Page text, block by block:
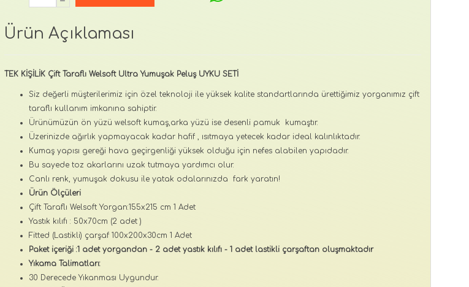
Ürün Açıklaması
TEK KİŞİLİK Çift Taraflı Welsoft Ultra Yumuşak Peluş UYKU SETİ
Siz değerli müşterilerimiz için özel teknoloji ile yüksek kalite standartlarında ürettiğimiz yorganımız çift
taraflı kullanım imkanına sahiptir.
Ürünümüzün ön yüzü welsoft kumaş,arka yüzü ise desenli pamuk kumaştır.
Üzerinizde ağırlık yapmayacak kadar hafif , ısıtmaya yetecek kadar ideal kalınlıktadır.
Kumaş yapısı gereği hava geçirgenliği yüksek olduğu için nefes alabilen yapıdadır.
Bu sayede toz akarlarını uzak tutmaya yardımcı olur.
Canlı renk, yumuşak dokusu ile yatak odalarınızda fark yaratın!
Ürün Ölçüleri
Çift Taraflı Welsoft Yorgan:155x215 cm 1 Adet
Yastık kılıfı : 50x70cm (2 adet )
Fitted (Lastikli) çarşaf 100x200x30cm 1 Adet
Paket içeriği :1 adet yorgandan - 2 adet yastık kılıfı - 1 adet lastikli çarşaftan oluşmaktadır
Yıkama Talimatları:
30 Derecede Yıkanması Uygundur.